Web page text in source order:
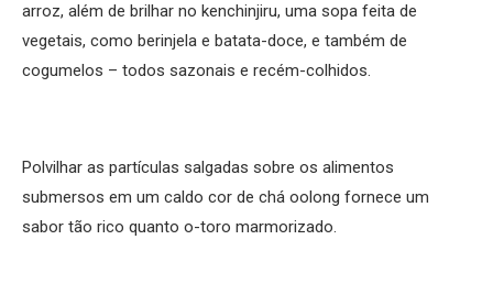
arroz, além de brilhar no kenchinjiru, uma sopa feita de
vegetais, como berinjela e batata-doce, e também de
cogumelos – todos sazonais e recém-colhidos.
Polvilhar as partículas salgadas sobre os alimentos
submersos em um caldo cor de chá oolong fornece um
sabor tão rico quanto o-toro marmorizado.